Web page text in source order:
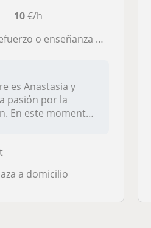
10€/h
o enseñanza de inglés
es Anastasia y
pasión por la
En este momento
a domicilio